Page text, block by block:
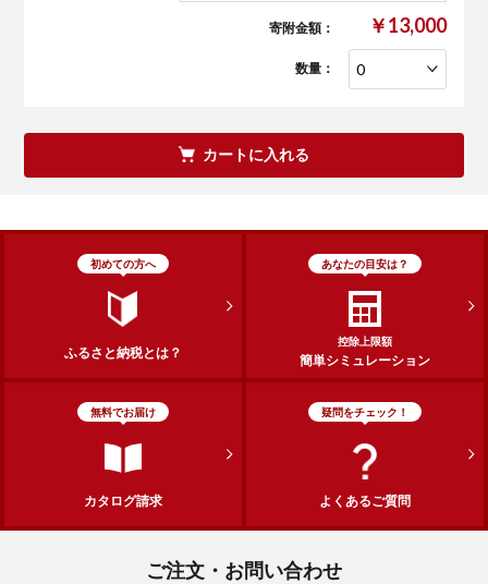
寄附金額： ￥13,000
数量：
カートに入れる
初めての方へ
ふるさと納税とは？
あなたの目安は？
控除上限額
簡単シミュレーション
無料でお届け
カタログ請求
疑問をチェック！
よくあるご質問
ご注文・お問い合わせ